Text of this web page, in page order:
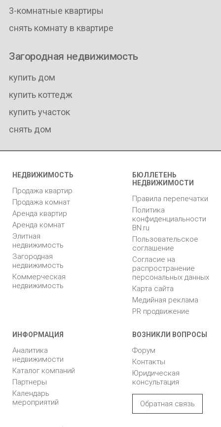
3-комнатные квартиры
снять комнату в квартире
Загородная недвижимость
купить дом
купить коттедж
купить участок
снять дом
НЕДВИЖИМОСТЬ
Продажа квартир
Продажа комнат
Аренда квартир
Аренда комнат
Элитная
недвижимость
Загородная
недвижимость
Коммерческая
недвижимость
БЮЛЛЕТЕНЬ
НЕДВИЖИМОСТИ
Правила перепечатки
Политика
конфиденциальности
BN.ru
Пользовательское
соглашение
Согласие на
распространение
персональных данных
Карта сайта
Медийная реклама
PR продвижение
ИНФОРМАЦИЯ
Аналитика
недвижимости
Каталог компаний
Партнеры
Календарь
мероприятий
ВОЗНИКЛИ ВОПРОСЫ
Форум
Контакты
Юридическая
консультация
Обратная связь